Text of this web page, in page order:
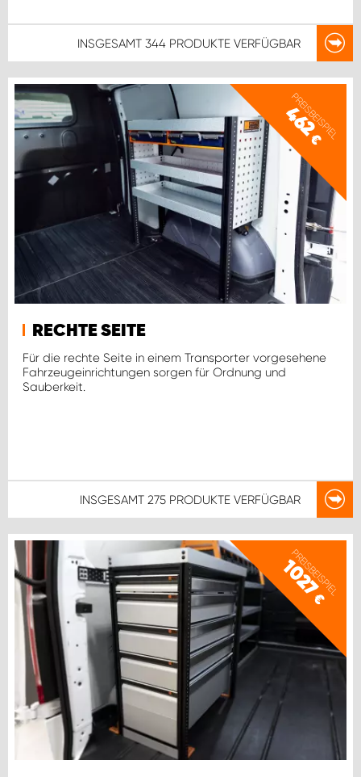
INSGESAMT 344 PRODUKTE VERFÜGBAR
PREISBEISPIEL
462
€
RECHTE SEITE
Für die rechte Seite in einem Transporter vorgesehene
Fahrzeugeinrichtungen sorgen für Ordnung und
Sauberkeit.
INSGESAMT 275 PRODUKTE VERFÜGBAR
PREISBEISPIEL
1027
€